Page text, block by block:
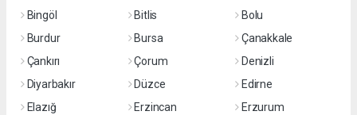
Bingöl
Bitlis
Bolu
Burdur
Bursa
Çanakkale
Çankırı
Çorum
Denizli
Diyarbakır
Düzce
Edirne
Elazığ
Erzincan
Erzurum